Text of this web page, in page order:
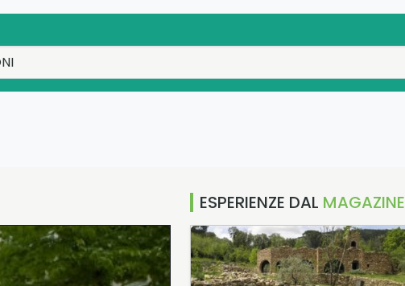
ESPERIENZE DAL MAGAZINE